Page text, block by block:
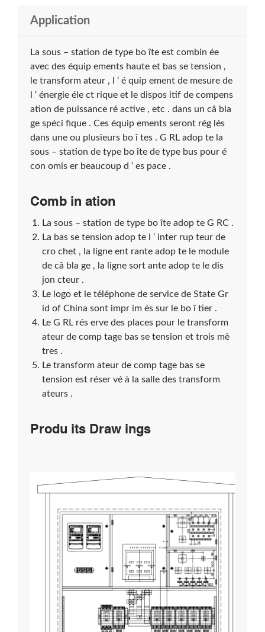
Application
La sous – station de type bo îte est combin ée
avec des équip ements haute et bas se tension ,
le transform ateur , l ‘ é quip ement de mesure de
l ‘ énergie éle ct rique et le dispos itif de compens
ation de puissance ré active , etc . dans un câ bla
ge spéci fique . Ces équip ements seront rég lés
dans une ou plusieurs bo î tes . G RL adop te la
sous – station de type bo îte de type bus pour é
con omis er beaucoup d ‘ es pace .
Comb in ation
La sous – station de type bo îte adop te G RC .
La bas se tension adop te l ‘ inter rup teur de
cro chet , la ligne ent rante adop te le module
de câ bla ge , la ligne sort ante adop te le dis
jon cteur .
Le logo et le téléphone de service de State Gr
id of China sont impr im és sur le bo î tier .
Le G RL rés erve des places pour le transform
ateur de comp tage bas se tension et trois mè
tres .
Le transform ateur de comp tage bas se
tension est réser vé à la salle des transform
ateurs .
Produ its Draw ings